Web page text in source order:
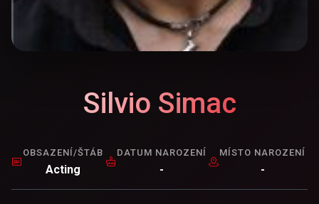
Silvio Simac
OBSAZENÍ/ŠTÁB
Acting
DATUM NAROZENÍ
-
MÍSTO NAROZENÍ
-